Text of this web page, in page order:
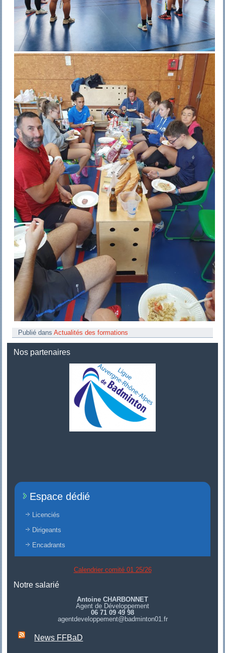
Publié dans Actualités des formations
Nos partenaires
Espace dédié
Licenciés
Dirigeants
Encadrants
Calendrier comité 01 25/26
Notre salarié
Antoine CHARBONNET
Agent de Développement
06 71 09 49 98
agentdeveloppement@badminton01.fr
News FFBaD